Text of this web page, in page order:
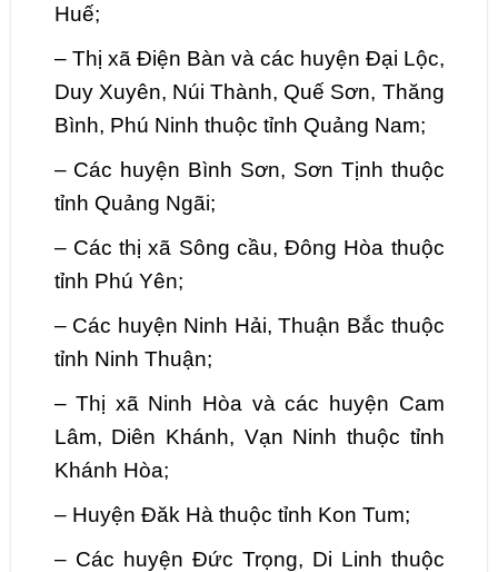
Huế;
– Thị xã Điện Bàn và các huyện Đại Lộc,
Duy Xuyên, Núi Thành, Quế Sơn, Thăng
Bình, Phú Ninh thuộc tỉnh Quảng Nam;
– Các huyện Bình Sơn, Sơn Tịnh thuộc
tỉnh Quảng Ngãi;
– Các thị xã Sông cầu, Đông Hòa thuộc
tỉnh Phú Yên;
– Các huyện Ninh Hải, Thuận Bắc thuộc
tỉnh Ninh Thuận;
–Thị xã Ninh Hòa và các huyện Cam
Lâm, Diên Khánh, Vạn Ninh thuộc tỉnh
Khánh Hòa;
– Huyện Đăk Hà thuộc tỉnh Kon Tum;
– Các huyện Đức Trọng, Di Linh thuộc